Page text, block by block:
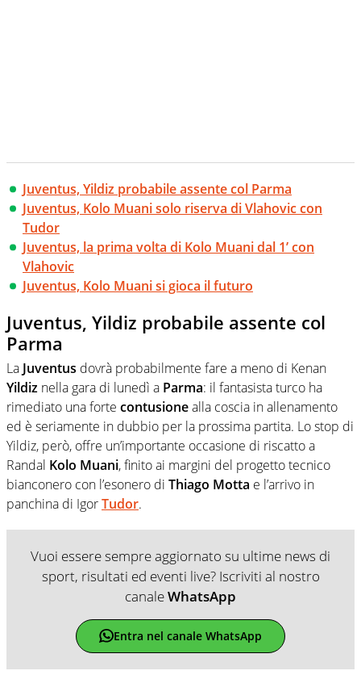
Juventus, Yildiz probabile assente col Parma
Juventus, Kolo Muani solo riserva di Vlahovic con
Tudor
Juventus, la prima volta di Kolo Muani dal 1’ con
Vlahovic
Juventus, Kolo Muani si gioca il futuro
Juventus, Yildiz probabile assente col
Parma
La Juventus dovrà probabilmente fare a meno di Kenan
Yildiz nella gara di lunedì a Parma: il fantasista turco ha
rimediato una forte contusionealla coscia in allenamento
ed è seriamente in dubbio per la prossima partita. Lo stop di
Yildiz, però, offre un’importante occasione di riscatto a
Randal Kolo Muani, finito ai margini del progetto tecnico
bianconero con l’esonero di Thiago Motta e l’arrivo in
panchina di IgorTudor.
Vuoi essere sempre aggiornato su ultime news di
sport, risultati ed eventi live? Iscriviti al nostro
canaleWhatsApp
Entra nel canale WhatsApp